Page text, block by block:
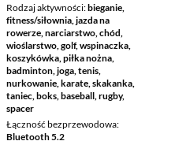
Rodzaj aktywności bieganie,
fitness/siłownia, jazda na
rowerze, narciarstwo, chód,
wioślarstwo, golf, wspinaczka,
koszykówka, piłka nożna,
badminton, joga, tenis,
nurkowanie, karate, skakanka,
taniec, boks, baseball, rugby,
spacer
Łączność bezprzewodowa
Bluetooth 5.2